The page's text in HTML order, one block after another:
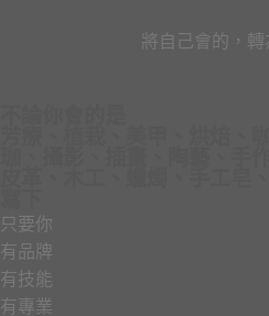
將自己會的，轉
只要你
有品 牌
有技能
有專業